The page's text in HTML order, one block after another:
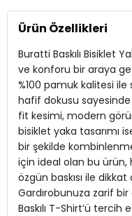
Model:
Kalıp Bilgisi: Slim Fit
Yaş Grubu:Yetişkin
3DY1541DPRTMNT24.12
Ürün Özellikleri
Buratti Baskılı Bisiklet
ve konforu bir araya
%100 pamuk kalitesi
hafif dokusu
fit kesimi, modern
bisiklet yaka tasarımı
bir şekilde
için ideal olan bu
özgün baskısı ile
Gardırobunuza zarif
Baskılı T-Shirt’ü tercih